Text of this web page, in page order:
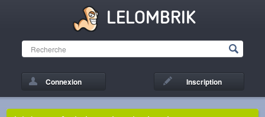
LELOMBRIK
Connexion Inscription